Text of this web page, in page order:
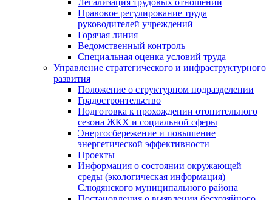
Легализация трудовых отношений
Правовое регулирование труда
руководителей учреждений
Горячая линия
Ведомственный контроль
Специальная оценка условий труда
Управление стратегического и инфраструктурного
развития
Положение о структурном подразделении
Градостроительство
Подготовка к прохождении отопительного
сезона ЖКХ и социальной сферы
Энергосбережение и повышение
энергетической эффективности
Проекты
Информация о состоянии окружающей
среды (экологическая информация)
Слюдянского муниципального района